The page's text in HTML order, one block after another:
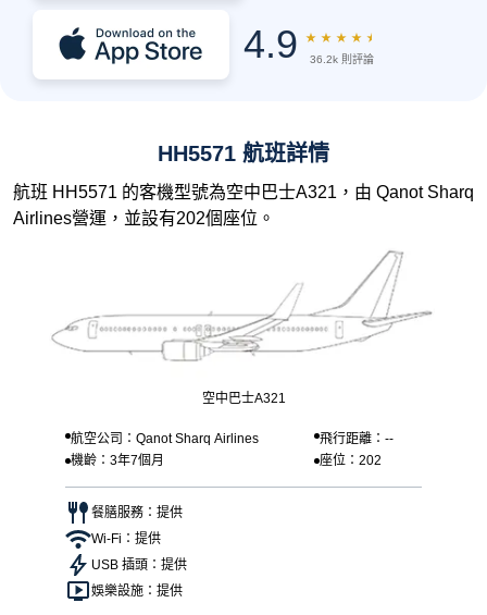
4.9 ★ ★ ★ ★ ★
36.2k 則評論
HH5571 航班詳情
航班 HH5571 的客機型號為空中巴士A321，由 Qanot Sharq
Airlines營運，並設有202個座位。
空中巴士A321
航空公司：Qanot Sharq Airlines
飛行距離：--
機齡：3年7個月
座位：202
餐膳服務：提供
Wi-Fi：提供
USB 插頭：提供
娛樂設施：提供